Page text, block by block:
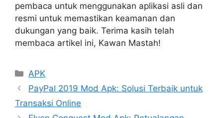
pembaca untuk menggunakan aplikasi asli dan
resmi untuk memastikan keamanan dan
dukungan yang baik. Terima kasih telah
membaca artikel ini, Kawan Mastah!
Kategori
APK
PayPal 2019 Mod Apk: Solusi Terbaik untuk
Transaksi Online